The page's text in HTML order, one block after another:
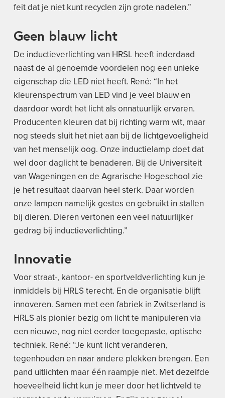
feit dat je niet kunt recyclen zijn grote nadelen.”
Geen blauw licht
De inductieverlichting van HRSL heeft inderdaad
naast de al genoemde voordelen nog een unieke
eigenschap die LED niet heeft. René: “In het
kleurenspectrum van LED vind je veel blauw en
daardoor wordt het licht als onnatuurlijk ervaren.
Producenten kleuren dat bij richting warm wit, maar
nog steeds sluit het niet aan bij de lichtgevoeligheid
van het menselijk oog. Onze inductielamp doet dat
wel door daglicht te benaderen. Bij de Universiteit
van Wageningen en de Agrarische Hogeschool zie
je het resultaat daarvan heel sterk. Daar worden
onze lampen namelijk gestes en gebruikt in stallen
bij dieren. Dieren vertonen een veel natuurlijker
gedrag bij inductieverlichting.”
Innovatie
Voor straat-, kantoor- en sportveldverlichting kun je
inmiddels bij HRLS terecht. En de organisatie blijft
innoveren. Samen met een fabriek in Zwitserland is
HRLS als pionier bezig om licht te manipuleren via
een nieuwe, nog niet eerder toegepaste, optische
techniek. René: “Je kunt licht veranderen,
tegenhouden en naar andere plekken brengen. Een
pand uitlichten maar één raampje niet. Met dezelfde
hoeveelheid licht kun je meer door het lichtveld te